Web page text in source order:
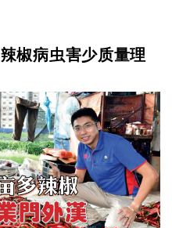
椒病虫害少质量理